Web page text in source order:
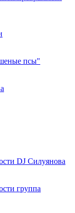
псы"
DJ Силуянова
группа